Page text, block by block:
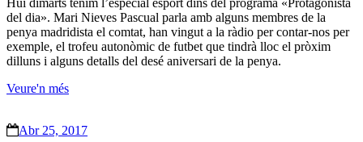
del dia». Mari Nieves Pascual parla amb alguns membres de la
penya madridista el comtat, han vingut a la ràdio per contar-nos per
exemple, el trofeu autonòmic de futbet que tindrà lloc el pròxim
dilluns i alguns detalls del desé aniversari de la penya.
Veure'n més
Abr 25, 2017